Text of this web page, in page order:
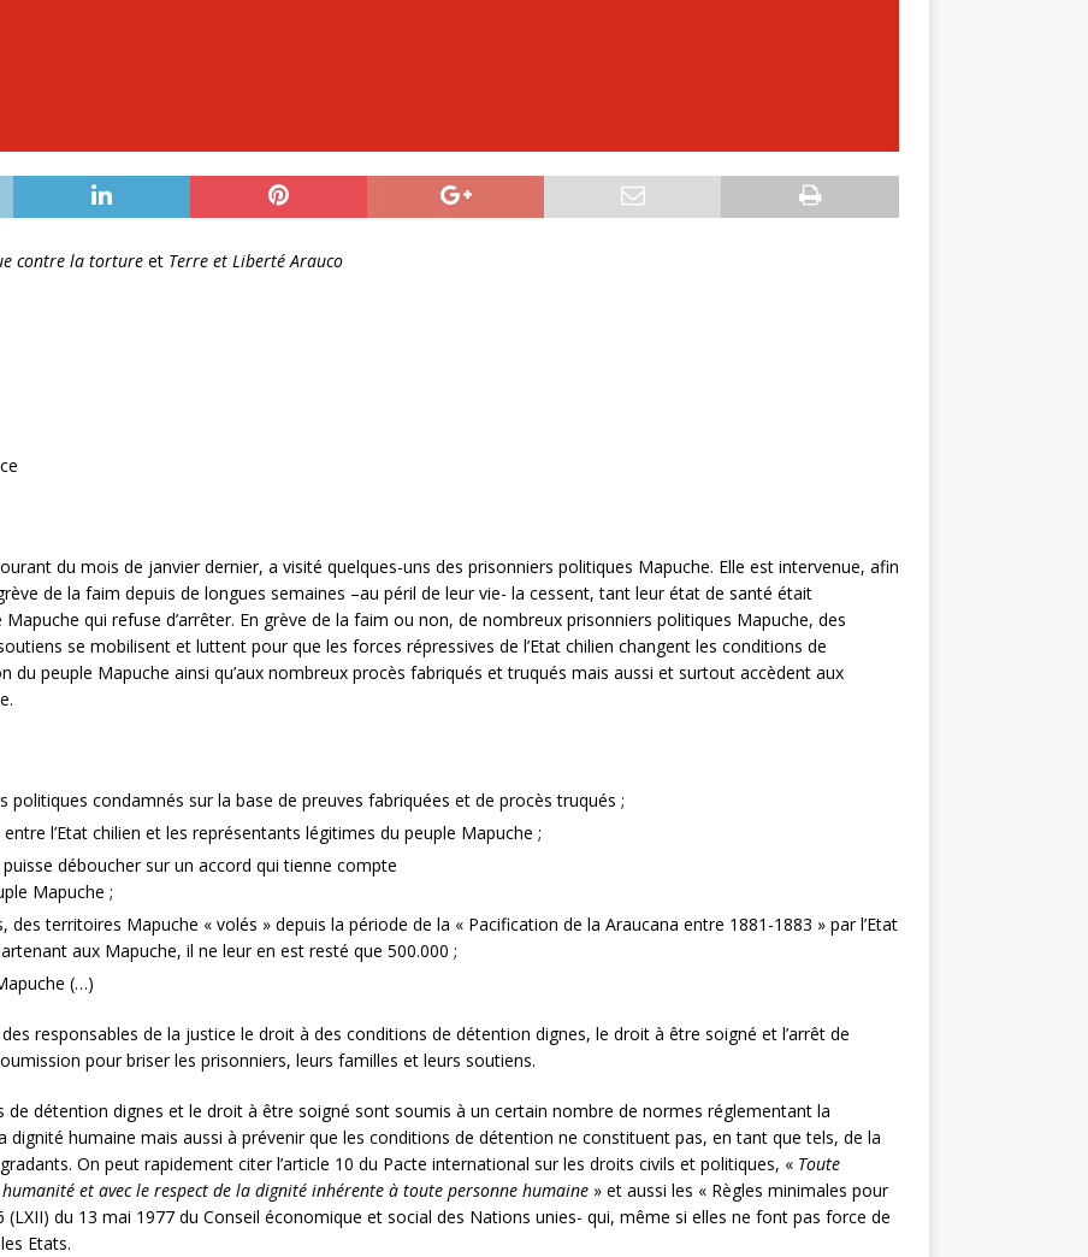
contre la torture et Terre et Liberté Arauco
du mois de janvier dernier, a visité quelques-uns des prisonniers politiques Mapuche. Elle est intervenue, afin
de la faim depuis de longues semaines –au péril de leur vie- la cessent, tant leur état de santé était
qui refuse d’arrêter. En grève de la faim ou non, de nombreux prisonniers politiques Mapuche, des
se mobilisent et luttent pour que les forces répressives de l’Etat chilien changent les conditions de
peuple Mapuche ainsi qu’aux nombreux procès fabriqués et truqués mais aussi et surtout accèdent aux
politiques condamnés sur la base de preuves fabriquées et de procès truqués ;
l’Etat chilien et les représentants légitimes du peuple Mapuche ;
déboucher sur un accord qui tienne compte
Mapuche ;
territoires Mapuche « volés » depuis la période de la « Pacification de la Araucana entre 1881-1883 » par l’Etat
aux Mapuche, il ne leur en est resté que 500.000 ;
(…)
responsables de la justice le droit à des conditions de détention dignes, le droit à être soigné et l’arrêt de
pour briser les prisonniers, leurs familles et leurs soutiens.
détention dignes et le droit à être soigné sont soumis à un certain nombre de normes réglementant la
humaine mais aussi à prévenir que les conditions de détention ne constituent pas, en tant que tels, de la
On peut rapidement citer l’article 10 du Pacte international sur les droits civils et politiques, « Toute
et avec le respect de la dignité inhérente à toute personne humaine » et aussi les « Règles minimales pour
du 13 mai 1977 du Conseil économique et social des Nations unies- qui, même si elles ne font pas force de
Etats.